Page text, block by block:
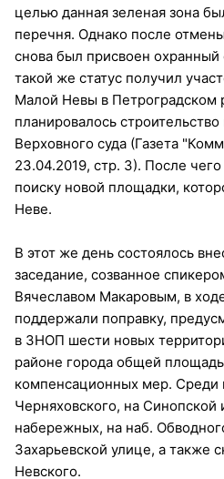
целью данная зеленая зона
перечня. Однако после
снова был присвоен
такой же статус получил
Малой Невы в Петроградском
планировалось
Верховного суда (Газета
23.04.2019, стр. 3). После
поиску новой площадки,
Неве.
В этот же день состоялось
заседание, созванное
Вячеславом Макаровым, в
поддержали поправку,
в ЗНОП шести новых
районе города общей
компенсационных мер. Среди
Черняховского, на Синопской
набережных, на наб.
Захарьевской улице, а также
Невского.